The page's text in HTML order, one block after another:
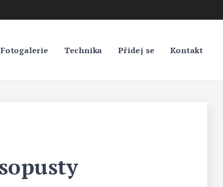
Fotogalerie Technika Přidej se Kontakt